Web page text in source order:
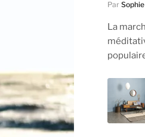
Par Sophie
La